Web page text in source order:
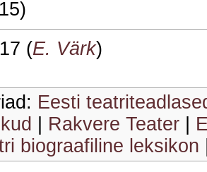
(E. Värk)
Eesti
Rakvere Teater
biograafiline leksikon